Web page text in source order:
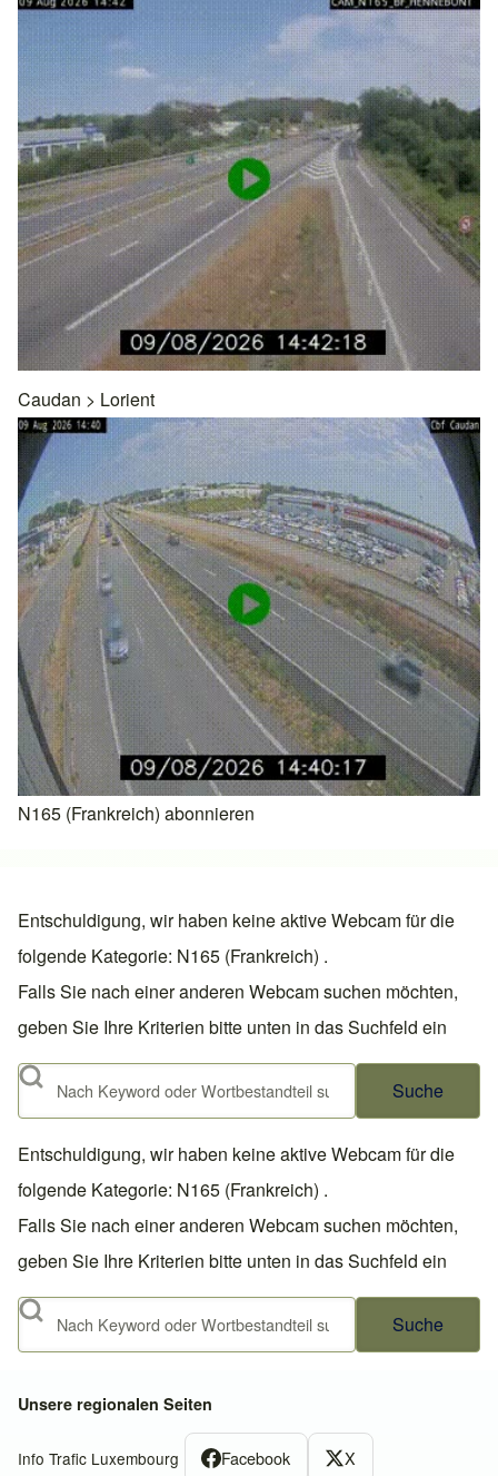
Caudan > Lorient
N165 (Frankreich) abonnieren
Entschuldigung, wir haben keine aktive Webcam für die
folgende Kategorie: N165 (Frankreich) .
Falls Sie nach einer anderen Webcam suchen möchten,
geben Sie Ihre Kriterien bitte unten in das Suchfeld ein
Suche
Entschuldigung, wir haben keine aktive Webcam für die
folgende Kategorie: N165 (Frankreich) .
Falls Sie nach einer anderen Webcam suchen möchten,
geben Sie Ihre Kriterien bitte unten in das Suchfeld ein
Suche
Unsere regionalen Seiten
Info Trafic Luxembourg Facebook X